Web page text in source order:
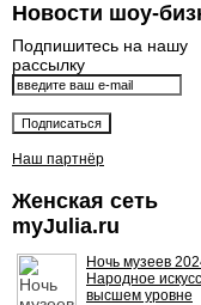
Новости шоу-
Подпишитесь на нашу
рассылку
Наш партнёр
Женская сеть
myJulia.ru
Ночь музеев
Народное
высшем уровне